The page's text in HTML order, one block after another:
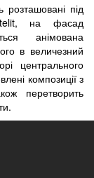
розташовані під
на фасад
анімована
в величезний
центрального
композиції з
перетворить